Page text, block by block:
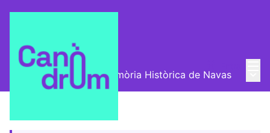
Trobades Grup de Memòria Històrica de Navas